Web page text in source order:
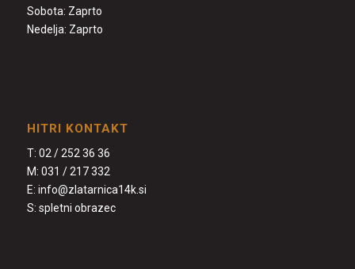
Sobota: Zaprto
Nedelja: Zaprto
HITRI KONTAKT
T: 02 / 252 36 36
M: 031 / 217 332
E: info@zlatarnica14k.si
S: spletni obrazec